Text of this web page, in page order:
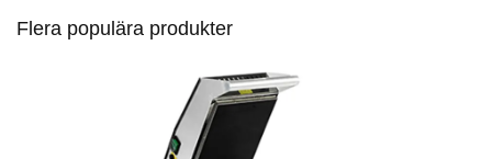
Flera populära produkter